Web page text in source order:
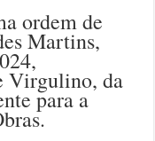
ordem de
Martins,
Virgulino, da
para a